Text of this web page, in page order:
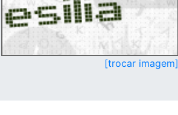
[trocar imagem]